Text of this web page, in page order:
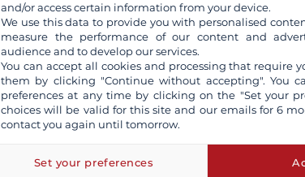
Agjos Nicolaos
Agia Ethimia
Am zweiten Tag fahren wir nach Agia
auf Kefalonia, einem traditionellen
Fischerdorf mit...mehr+
Optionale Leistungen:
Agia Efimia,mehr+
Unterbringung:
Übernachtung
Boot
and/or access certain information from your device.
We use this data to provide you with personalised
measure the performance of our content and
audience and to develop our services.
You can accept all cookies and processing that require
them by clicking "Continue without accepting". You
preferences at any time by clicking on the "Set your
choices will be valid for this site and our emails for 6
contact you again until tomorrow.
Set your preferences